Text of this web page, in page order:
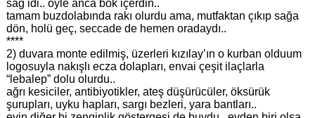
sağ idi.. öyle anca bok içerdin..
tamam buzdolabında rakı olurdu ama, mutfaktan çıkıp sağa
dön, holü geç, seccade de hemen oradaydı..
****
2) duvara monte edilmiş, üzerleri kızılay’ın o kurban olduum
logosuyla nakışlı ecza dolapları, envai çeşit ilaçlarla
“lebalep” dolu olurdu..
ağrı kesiciler, antibiyotikler, ateş düşürücüler, öksürük
şurupları, uyku hapları, sargı bezleri, yara bantları..